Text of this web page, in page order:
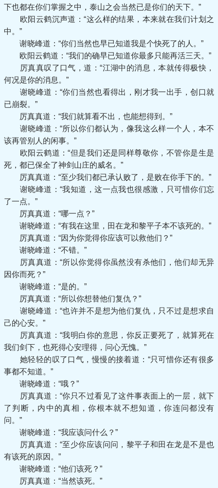
下也都在你们掌握之中，泰山之会当然已是你们的天下。”
欧阳云鹤沉声道：“这么样的结果，本来就在我们计划之
中。”
谢晓峰道：“你们当然也早已知道我是个快死了的人。”
欧阳云鹤道：“我们的确早已知道你最多只能再活三天。”
厉真真叹了口气，道：“江湖中的消息，本就传得极快，
何况是你的消息。”
谢晓峰道：“你们当然也看得出，刚才我一出手，创口就
已崩裂。”
厉真真道：“我们就算看不出，也能想得到。”
谢晓峰道：“所以你们都认为，像我这么样一个人，本不
该再管别人的闲事。”
欧阳云鹤道：“但是我们还是同样尊敬你，不管你是生是
死，都已保全了神剑山庄的威名。”
厉真真道：“至少我们都已承认败了，是败在你手下的。”
谢晓峰道：“我知道，这一点我也很感激，只可惜你们忘
了一点。”
厉真真道：“哪一点？”
谢晓峰道：“有我在这里，田在龙和黎平子本不该死的。”
厉真真道：“因为你觉得你应该可以救他们？”
谢晓峰道：“不错。”
厉真真道：“所以你觉得你虽然没有杀他们，他们却无异
因你而死？”
谢晓峰道：“是的。”
厉真真道：“所以你想替他们复仇？”
谢晓峰道：“也许并不是想为他们复仇，只不过是想求自
己的心安。”
厉真真道：“我明白你的意思，你反正要死了，就算死在
我们剑下，也死得心安理得，问心无愧。”
她轻轻的叹了口气，慢慢的接着道：“只可惜你还有很多
事都不知道。”
谢晓峰道：“哦？”
厉真真道：“你只不过看见了这件事表面上的一层，就下
了判断，内中的真相，你根本就不想知道，你连问都没有
问。”
谢晓峰道：“我应该问什么？”
厉真真道：“至少你应该问问，黎平子和田在龙是不是也
有该死的原因。”
谢晓峰道：“他们该死？”
厉真真道：“当然该死。”